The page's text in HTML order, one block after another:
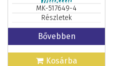
MK-517649-4
Részletek
Bővebben
Kosárba